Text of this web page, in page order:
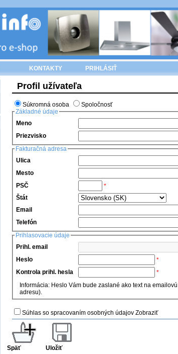
KONTAKTY PRIHLÁSIŤ
Profil užívateľa
Súkromná osoba
Spoločnosť
Základné údaje
Meno
Priezvisko
Fakturačná adresa
Ulica
Mesto
PSČ
*
Štát
Email
Telefón
Prihlasovacie údaje
Prihl. email
Heslo
*
Kontrola prihl. hesla
*
Informácia: Heslo Vám bude zaslané ako text na
adresu).
Súhlas so spracovaním osobných údajov Zobraziť
Späť Uložiť